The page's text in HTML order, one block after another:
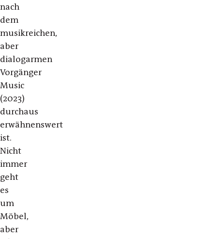
nach
dem
musikreichen,
aber
dialogarmen
Vorgänger
Music
(2023)
durchaus
erwähnenswert
ist.
Nicht
immer
geht
es
um
Möbel,
aber